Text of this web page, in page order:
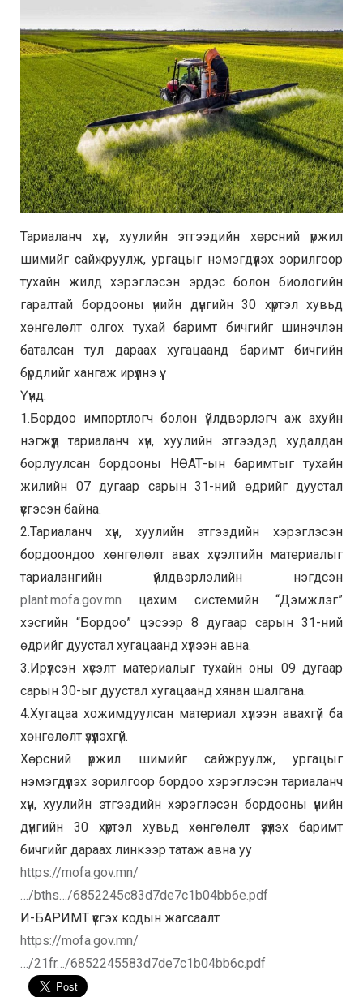
Тариаланч хүн, хуулийн этгээдийн хөрсний үржил
шимийг сайжруулж, ургацыг нэмэгдүүлэх зорилгоор
тухайн жилд хэрэглэсэн эрдэс болон биологийн
гаралтай бордооны үнийн дүнгийн 30 хүртэл хувьд
хөнгөлөлт олгох тухай баримт бичгийг шинэчлэн
баталсан тул дараах хугацаанд баримт бичгийн
бүрдлийг хангаж ирүүлнэ үү.
Үүнд:
1.Бордоо импортлогч болон үйлдвэрлэгч аж ахуйн
нэгжүүд тариаланч хүн, хуулийн этгээдэд худалдан
борлуулсан бордооны НӨАТ-ын баримтыг тухайн
жилийн 07 дугаар сарын 31-ний өдрийг дуустал
үүсгэсэн байна.
2.Тариаланч хүн, хуулийн этгээдийн хэрэглэсэн
бордоондоо хөнгөлөлт авах хүсэлтийн материалыг
тариалангийн үйлдвэрлэлийн нэгдсэн
plant.mofa.gov.mn цахим системийн “Дэмжлэг”
хэсгийн “Бордоо” цэсээр 8 дугаар сарын 31-ний
өдрийг дуустал хугацаанд хүлээн авна.
3.Ирүүлсэн хүсэлт материалыг тухайн оны 09 дугаар
сарын 30-ыг дуустал хугацаанд хянан шалгана.
4.Хугацаа хожимдуулсан материал хүлээн авахгүй ба
хөнгөлөлт үзүүлэхгүй.
Хөрсний үржил шимийг сайжруулж, ургацыг
нэмэгдүүлэх зорилгоор бордоо хэрэглэсэн тариаланч
хүн, хуулийн этгээдийн хэрэглэсэн бордооны үнийн
дүнгийн 30 хүртэл хувьд хөнгөлөлт үзүүлэх баримт
бичгийг дараах линкээр татаж авна уу
https://mofa.gov.mn/
…/bths…/6852245c83d7de7c1b04bb6e.pdf
И-БАРИМТ үүсгэх кодын жагсаалт
https://mofa.gov.mn/
…/21fr…/6852245583d7de7c1b04bb6c.pdf